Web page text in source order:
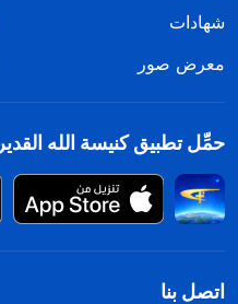
شهادات
معرض صور
حمِّل تطبيق كنيسة الله القدير
اتصل بنا